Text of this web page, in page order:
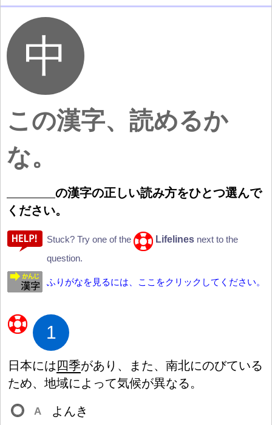
この漢字、読めるか
な。
の漢字の正しい読み方をひとつ選んで
ください。
Stuck? Try one of the Lifelines next to the
question.
ふりがなを見るには、ここをクリックしてください。
1
日 本には 四季があり、また、 南北にのびている
ため、 地域によって気候が異なる。
A よんき